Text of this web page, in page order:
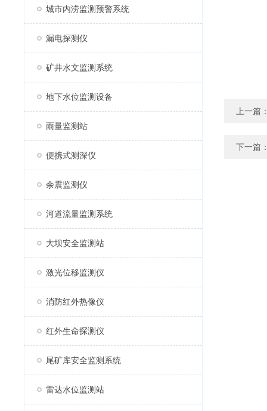
城市内涝监测预警系统
漏电探测仪
矿井水文监测系统
地下水位监测设备
雨量监测站
便携式测深仪
余震监测仪
河道流量监测系统
大坝安全监测站
激光位移监测仪
消防红外热像仪
红外生命探测仪
尾矿库安全监测系统
雷达水位监测站
上一篇
下一篇